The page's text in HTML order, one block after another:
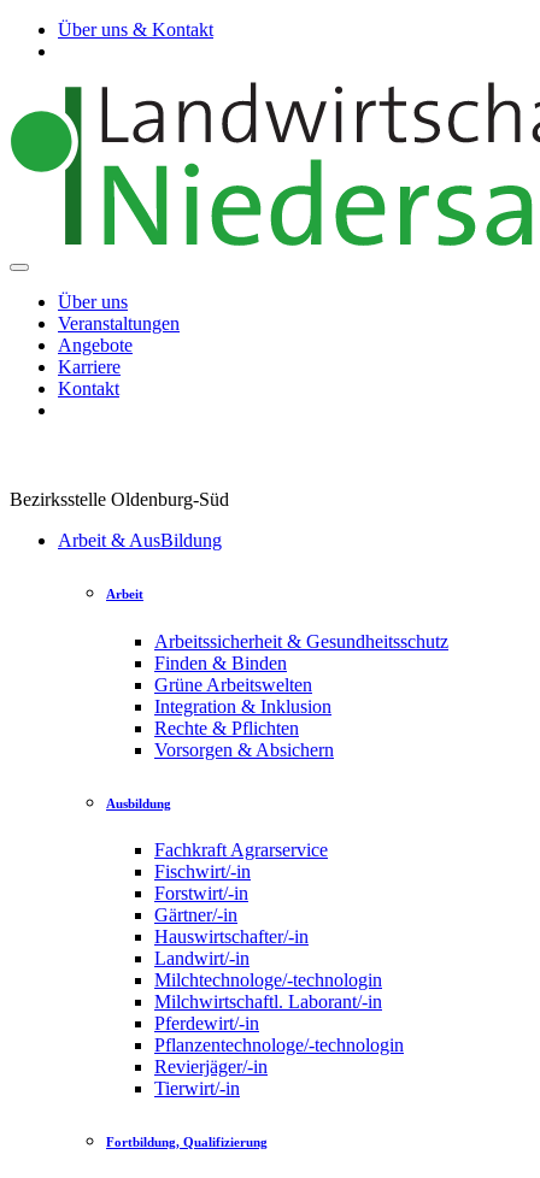
Über uns & Kontakt
Über uns
Veranstaltungen
Angebote
Karriere
Kontakt
Bezirksstelle Oldenburg-Süd
Arbeit & AusBildung
Arbeit
Arbeitssicherheit & Gesundheitsschutz
Finden & Binden
Grüne Arbeitswelten
Integration & Inklusion
Rechte & Pflichten
Vorsorgen & Absichern
Ausbildung
Fachkraft Agrarservice
Fischwirt/-in
Forstwirt/-in
Gärtner/-in
Hauswirtschafter/-in
Landwirt/-in
Milchtechnologe/-technologin
Milchwirtschaftl. Laborant/-in
Pferdewirt/-in
Pflanzentechnologe/-technologin
Revierjäger/-in
Tierwirt/-in
Fortbildung, Qualifizierung